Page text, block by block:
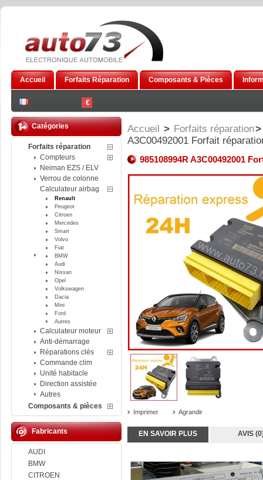
€
Accueil Forfaits Réparation Composants & Pièces
Catégories
Forfaits réparation
Compteurs
Neiman EZS / ELV
Verrou de colonne
Calculateur airbag
Renault
Peugeot
Citroen
Mercedes
Smart
Volvo
Fiat
BMW
Audi
Nissan
Opel
Volkswagen
Dacia
Mini
Ford
Autres
Calculateur moteur
Anti-démarrage
Réparations clés
Commande clim
Unité habitacle
Direction assistée
Autres
Composants & pièces
Fabricants
AUDI
BMW
CITROEN
Accueil > Forfaits réparation>
A3C00492001 Forfait
985108994R A3C00492001
Imprimer Agrandir
EN SAVOIR PLUS AVIS